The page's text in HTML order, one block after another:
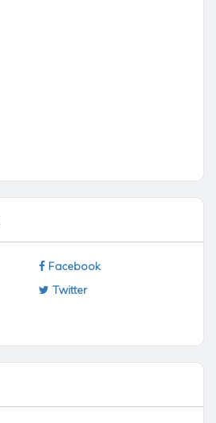
Facebook
Twitter